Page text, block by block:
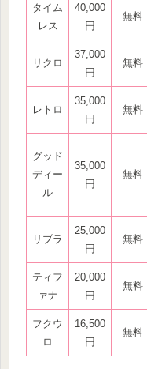
タイム
レス
40,000
円
無料
リクロ
37,000
円
無料
レトロ
35,000
円
無料
グッド
ディー
ル
35,000
円
無料
リブラ
25,000
円
無料
ティフ
ァナ
20,000
円
無料
フクウ
ロ
16,500
円
無料